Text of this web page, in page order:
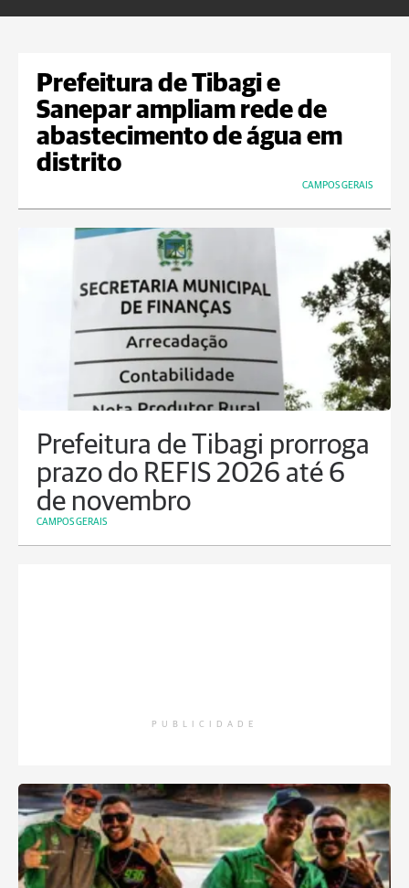
Prefeitura de Tibagi e
Sanepar ampliam rede de
abastecimento de água em
distrito
CAMPOS GERAIS
Prefeitura de Tibagi prorroga
prazo do REFIS 2026 até 6
de novembro
CAMPOS GERAIS
PUBLICIDADE